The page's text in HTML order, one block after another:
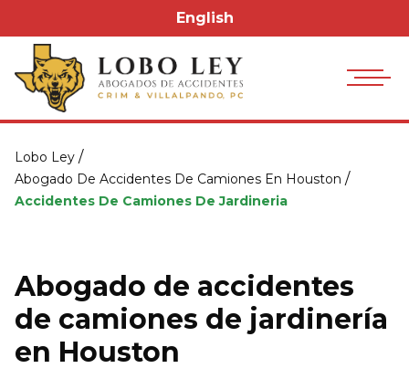
English
Lobo Ley /
Abogado De Accidentes De Camiones En Houston /
Accidentes De Camiones De Jardineria
Abogado de accidentes
de camiones de jardinería
en Houston